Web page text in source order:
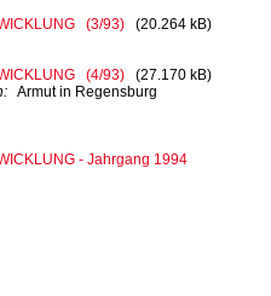
(3/93)
(20.264 kB)
(4/93)
(27.170 kB)
Armut in Regensburg
- Jahrgang 1994